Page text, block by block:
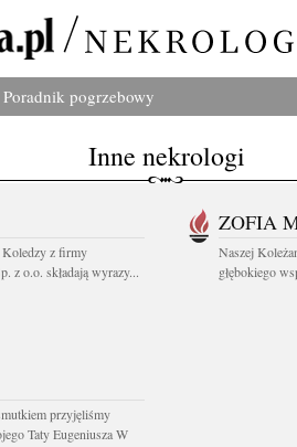
Poradnik pogrzebowy
Inne nekrologi
z firmy
z o.o. składają wyrazy...
ZOFIA
Naszej
głębokiego
przyjęliśmy
Taty Eugeniusza W